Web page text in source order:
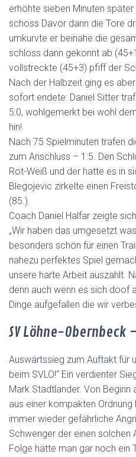
erhöhte sieben Minuten
schoss Davor dann die Tore
umkurvte er beinahe die
schloss dann gekonnt ab
vollstreckte (45+3) pfiff der
Nach der Halbzeit ging es
sofort endete: Daniel Sitter
5:0, wohlgemerkt bei wohl
hin!
Nach 75 Spielminuten trafen
zum Anschluss – 1:5. Den
Rot-Weiß und der hatte es in
Blegojevic zirkelte einen
(85.).
Coach Daniel Halfar zeigte
„Wir haben das umgesetzt
besonders schön für einen
nahezu perfektes Spiel
unsere harte Arbeit auszahlt.
denn auch wenn es sich doof
Dinge aufgefallen die wir
SV Löhne-Obernbeck
Auswärtssieg zum Auftakt für
beim SVLO!“ Ein verdienter
Mark Stadtlander. Von Beginn
aus einer kompakten
immer wieder gefährliche
Schwenger der einen solchen
Folge hätte man gar noch ein